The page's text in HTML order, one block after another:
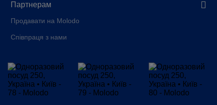
Партнерам
Продавати на Molodo
Співпраця з нами